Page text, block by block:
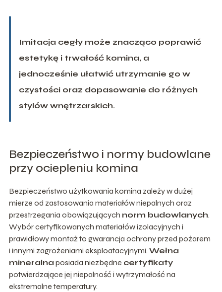
Imitacja cegły może znacząco poprawić
estetykę i trwałość komina, a
jednocześnie ułatwić utrzymanie go w
czystości oraz dopasowanie do różnych
stylów wnętrzarskich.
Bezpieczeństwo i normy budowlane
przy ociepleniu komina
Bezpieczeństwo użytkowania komina zależy w dużej
mierze od zastosowania materiałów niepalnych oraz
przestrzegania obowiązujących norm budowlanych.
Wybór certyfikowanych materiałów izolacyjnych i
prawidłowy montaż to gwarancja ochrony przed pożarem
i innymi zagrożeniami eksploatacyjnymi. Wełna
mineralna posiada niezbędne certyfikaty
potwierdzające jej niepalność i wytrzymałość na
ekstremalne temperatury.